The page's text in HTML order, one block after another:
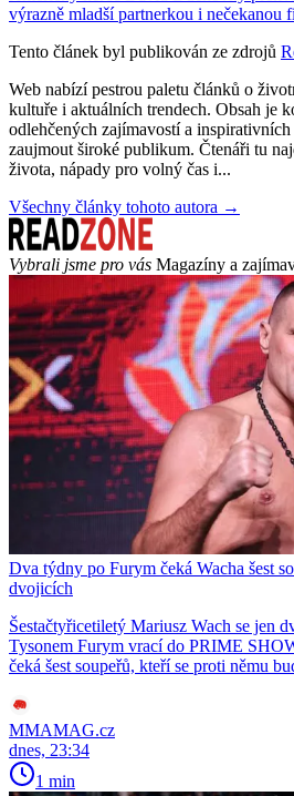
výrazně mladší partnerkou i nečekanou
Tento článek byl publikován ze zdrojů
Web nabízí pestrou paletu článků o
kultuře i aktuálních trendech. Obsah je
odlehčených zajímavostí a
zaujmout široké publikum. Čtenáři tu
života, nápady pro volný čas i...
Všechny články tohoto autora →
Vybrali jsme pro vás Magazíny a
Dva týdny po Furym čeká Wacha šest
dvojicích
Šestačtyřicetiletý Mariusz Wach se jen
Tysonem Furym vrací do PRIME
čeká šest soupeřů, kteří se proti němu
MMAMAG.cz
dnes, 23:34
1 min